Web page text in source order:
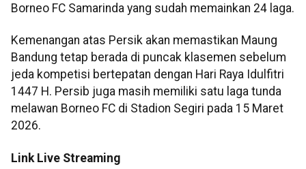
Borneo FC Samarinda yang sudah memainkan 24 laga.
Kemenangan atas Persik akan memastikan Maung
Bandung tetap berada di puncak klasemen sebelum
jeda kompetisi bertepatan dengan Hari Raya Idulfitri
1447 H. Persib juga masih memiliki satu laga tunda
melawan Borneo FC di Stadion Segiri pada 15 Maret
2026.
Link Live Streaming